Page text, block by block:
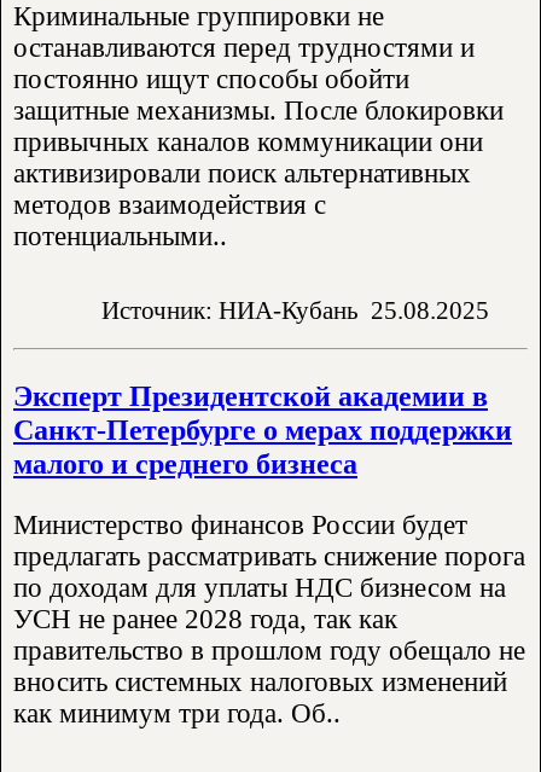
Криминальные группировки не
останавливаются перед трудностями и
постоянно ищут способы обойти
защитные механизмы. После блокировки
привычных каналов коммуникации они
активизировали поиск альтернативных
методов взаимодействия с
потенциальными..
Источник: НИА-Кубань 25.08.2025
Эксперт Президентской академии в
Санкт-Петербурге о мерах поддержки
малого и среднего бизнеса
Министерство финансов России будет
предлагать рассматривать снижение порога
по доходам для уплаты НДС бизнесом на
УСН не ранее 2028 года, так как
правительство в прошлом году обещало не
вносить системных налоговых изменений
как минимум три года. Об..